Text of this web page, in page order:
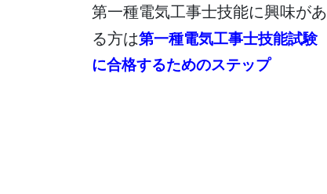
第一種電気工事士技能に興味があ
る方は第一種電気工事士技能試験
に合格するためのステップ